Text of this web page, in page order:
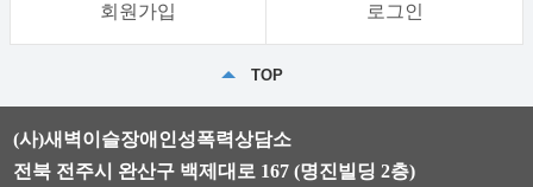
회원가입 로그인
TOP
(사)새벽이슬장애인성폭력상담소
전북 전주시 완산구 백제대로 167 (명진빌딩 2층)